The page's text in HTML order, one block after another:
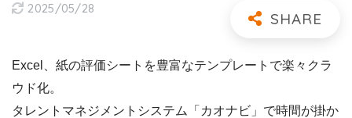
2025/05/28
Excel、紙の評価シートを豊富なテンプレートで楽々クラ
ウド化。
タレントマネジメントシステム「カオナビ」で時間が掛か